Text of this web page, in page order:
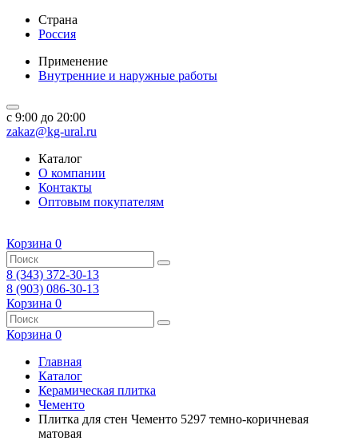
Страна
Россия
Применение
Внутренние и наружные работы
c 9:00 до 20:00
zakaz@kg-ural.ru
Каталог
О компании
Контакты
Оптовым покупателям
Корзина 0
8 (343) 372-30-13
8 (903) 086-30-13
Корзина 0
Корзина 0
Главная
Каталог
Керамическая плитка
Чементо
Плитка для стен Чементо 5297 темно-коричневая
матовая